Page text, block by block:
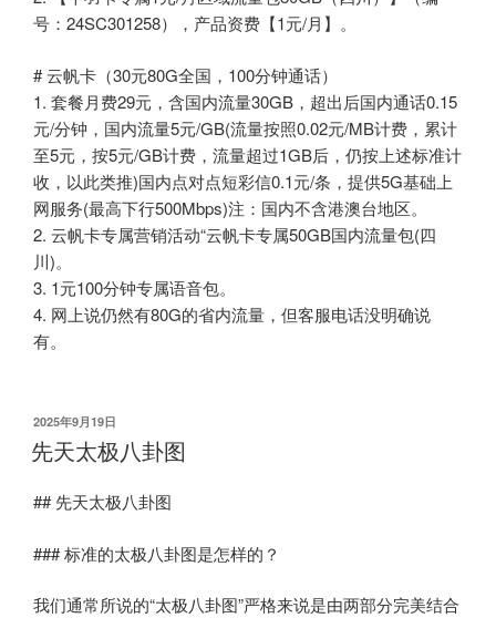
号：24SC301258），产品资费【1元/月】。
# 云帆卡（30元80G全国，100分钟通话）
1. 套餐月费29元，含国内流量30GB，超出后国内通话0.15
元/分钟，国内流量5元/GB(流量按照0.02元/MB计费，累计
至5元，按5元/GB计费，流量超过1GB后，仍按上述标准计
收，以此类推)国内点对点短彩信0.1元/条，提供5G基础上
网服务(最高下行500Mbps)注：国内不含港澳台地区。
2. 云帆卡专属营销活动“云帆卡专属50GB国内流量包(四
川)。
3. 1元100分钟专属语音包。
4. 网上说仍然有80G的省内流量，但客服电话没明确说
有。
发
布
于
2025年9月19日
先天太极八卦图
## 先天太极八卦图
### 标准的太极八卦图是怎样的？
我们通常所说的“太极八卦图”严格来说是由两部分完美结合